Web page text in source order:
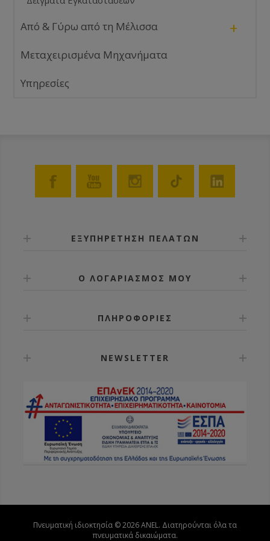
Από & Γύρω από τη Μέλισσα +
Μεταχειρισμένα Μηχανήματα
Υπηρεσίες
ΕΞΥΠΗΡΕΤΗΣΗ ΠΕΛΑΤΩΝ
Ο ΛΟΓΑΡΙΑΣΜΟΣ ΜΟΥ
ΠΛΗΡΟΦΟΡΙΕΣ
NEWSLETTER
Πνευματική ιδιοκτησία © 2026 ANEL. Διατηρούνται όλα τα
πνευματικά δικαιώματα.